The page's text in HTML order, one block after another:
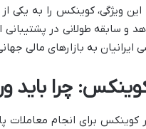
این ویژگی، کوینکس را به یکی
و سابقه طولانی در پشتیبانی
ایرانیان به بازارهای مالی
چرا باید
برای انجام معاملات